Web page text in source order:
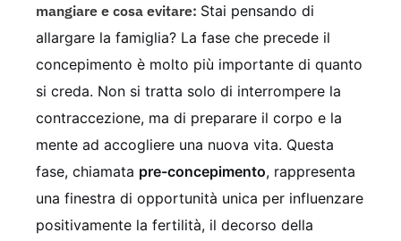
mangiare e cosa evitare: Stai pensando di
allargare la famiglia? La fase che precede il
concepimento è molto più importante di quanto
si creda. Non si tratta solo di interrompere la
contraccezione, ma di preparare il corpo e la
mente ad accogliere una nuova vita. Questa
fase, chiamata pre-concepimento, rappresenta
una finestra di opportunità unica per influenzare
positivamente la fertilità, il decorso della